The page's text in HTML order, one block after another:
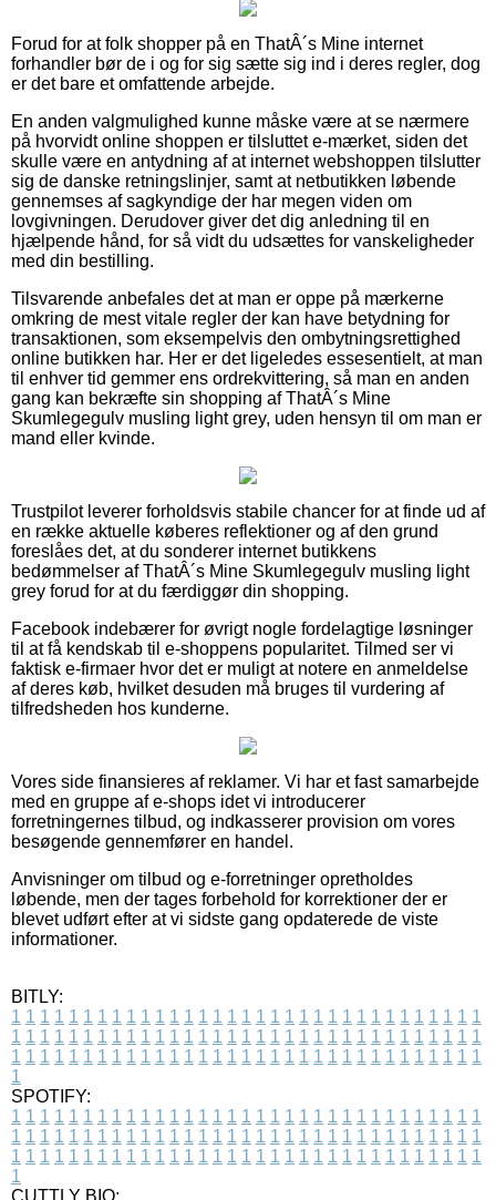
Forud for at folk shopper på en ThatÂ´s Mine internet
forhandler bør de i og for sig sætte sig ind i deres regler, dog
er det bare et omfattende arbejde.
En anden valgmulighed kunne måske være at se nærmere
på hvorvidt online shoppen er tilsluttet e-mærket, siden det
skulle være en antydning af at internet webshoppen tilslutter
sig de danske retningslinjer, samt at netbutikken løbende
gennemses af sagkyndige der har megen viden om
lovgivningen. Derudover giver det dig anledning til en
hjælpende hånd, for så vidt du udsættes for vanskeligheder
med din bestilling.
Tilsvarende anbefales det at man er oppe på mærkerne
omkring de mest vitale regler der kan have betydning for
transaktionen, som eksempelvis den ombytningsrettighed
online butikken har. Her er det ligeledes essesentielt, at man
til enhver tid gemmer ens ordrekvittering, så man en anden
gang kan bekræfte sin shopping af ThatÂ´s Mine
Skumlegegulv musling light grey, uden hensyn til om man er
mand eller kvinde.
Trustpilot leverer forholdsvis stabile chancer for at finde ud af
en række aktuelle køberes reflektioner og af den grund
foreslåes det, at du sonderer internet butikkens
bedømmelser af ThatÂ´s Mine Skumlegegulv musling light
grey forud for at du færdiggør din shopping.
Facebook indebærer for øvrigt nogle fordelagtige løsninger
til at få kendskab til e-shoppens popularitet. Tilmed ser vi
faktisk e-firmaer hvor det er muligt at notere en anmeldelse
af deres køb, hvilket desuden må bruges til vurdering af
tilfredsheden hos kunderne.
Vores side finansieres af reklamer. Vi har et fast samarbejde
med en gruppe af e-shops idet vi introducerer
forretningernes tilbud, og indkasserer provision om vores
besøgende gennemfører en handel.
Anvisninger om tilbud og e-forretninger opretholdes
løbende, men der tages forbehold for korrektioner der er
blevet udført efter at vi sidste gang opdaterede de viste
informationer.
BITLY:
1 1 1 1 1 1 1 1 1 1 1 1 1 1 1 1 1 1 1 1 1 1 1 1 1 1 1 1 1 1 1 1 1
1 1 1 1 1 1 1 1 1 1 1 1 1 1 1 1 1 1 1 1 1 1 1 1 1 1 1 1 1 1 1 1 1
1 1 1 1 1 1 1 1 1 1 1 1 1 1 1 1 1 1 1 1 1 1 1 1 1 1 1 1 1 1 1 1 1
1
SPOTIFY:
1 1 1 1 1 1 1 1 1 1 1 1 1 1 1 1 1 1 1 1 1 1 1 1 1 1 1 1 1 1 1 1 1
1 1 1 1 1 1 1 1 1 1 1 1 1 1 1 1 1 1 1 1 1 1 1 1 1 1 1 1 1 1 1 1 1
1 1 1 1 1 1 1 1 1 1 1 1 1 1 1 1 1 1 1 1 1 1 1 1 1 1 1 1 1 1 1 1 1
1
CUTTLY BIO: